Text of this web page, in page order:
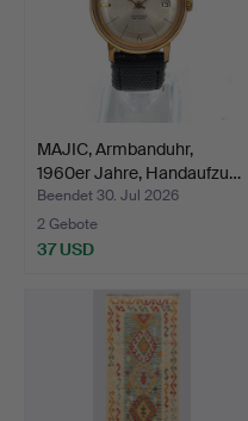
MAJIC, Armbanduhr,
1960er Jahre, Handaufzu…
Beendet 30. Jul 2026
2 Gebote
37 USD